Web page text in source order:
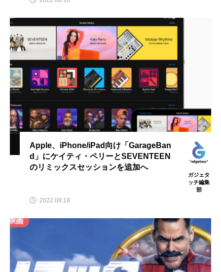
Apple、iPhone/iPad向け「GarageBan
d」にケイティ・ペリーとSEVENTEEN
のリミックスセッションを追加へ
ガジェタ
ッチ編集
部
2022.08.18